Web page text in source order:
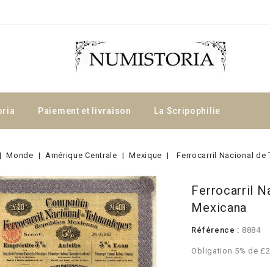
Paiement et livraison La Scripophilie
Monde Amérique Centrale Mexique Ferrocarril Nacional de
Ferrocarril
Mexicana
Référence : 8884
Obligation 5% de